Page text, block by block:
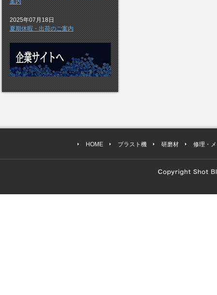
案内
2025年07月18日
夏期休暇・出荷のご案内
HOME ブラスト機 研磨材 修理・